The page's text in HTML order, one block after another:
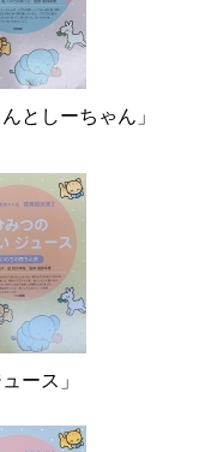
としーちゃん」
ース」